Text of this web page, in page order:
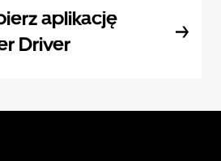
aplikację
Driver